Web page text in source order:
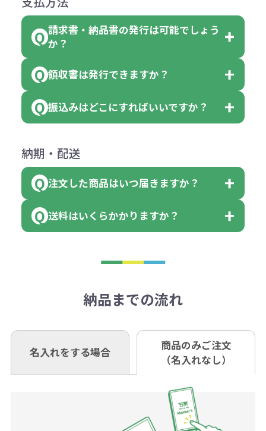
費用）
クエアトート」は10個単位でしたら
色を指定出来るので、ピンクを100
個、ブルーを90個、イエローを110
【色指定の仕方】
に必要な個数を入力ください。
※10個単位など購入できる単位が決
はまらない数を入力すると、アラー
アラートに従って数を調整してくだ
合
●名入れ、オリジナルの内容が異な
っていた場合
または返金にて対応させていただき
ます。
その際不良品については送料着払い
ください。
（商品の状態により、対応が変わる
※不良商品をご返却いただけない場
います。あらかじめご了承くださ
※不良商品は商品到着後7営業日以
お問合せ先
0120-979-907
AM10:00～PM5:00（土・日・祝日を
計算例：
＜1色印刷の場合＞
（提供価格（商品代）+名入れ費用
（印刷代））×枚数+製版代
（提供価格（商品代）+名入れ費用
×色数
※例えば2色印刷の場合には、名入
れ費用が2倍、製版代が2倍必要で
す。
相談下さい。
なお、印刷代はボリュームディスカ
同じ版で多くの数量を印刷すると、1
個当たりの印刷代単価がお安くなり
一方、数量が少なく一定数に満たな
い場合は、単価計算ではなく、印刷
ていただきます。
見積もりサポートから個別でお問い
請求書・納品書の発行は可能でしょう
か？
会員様はマイページより各種帳票の
ダウンロードが可能です。
詳しくはこちらはご確認ください。
領収書のダウンロード
領収書は発行できますか？
会員様はマイページより各種帳票の
詳しくはこちらはご確認ください。
領収書のダウンロード
振込みはどこにすればいいですか？
下記口座にお願いします。
■三菱UFJ銀行
小田井支店（おたいしてん）
■ゆうちょ銀行（振替口座）
口座名 株式会社モノベーション
※振り込み手数料はお客さま負担と
なりますのでご注意ください。
納期・配送
注文した商品はいつ届きますか？
既製品の場合、ご入金確認後3営業
ご入金確認後約3週間となります。
定しているものもあります。
あれば、午前中までにご注文とご入
金いただければ翌日着でお送りする
お急ぎの場合、ご相談ください。最
大限努力いたします。
送料はいくらかかりますか？
き別途申し受けます。
も複数ヶ所への納品の場合、別途送
料頂戴する場合がございます。
詳細はこちらご確認ください。
納品までの流れ
名入れをする場合
商品のみご注文
（名入れなし）